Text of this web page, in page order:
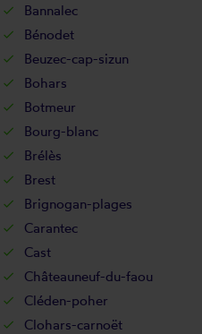
Bannalec
Bénodet
Beuzec-cap-sizun
Bohars
Botmeur
Bourg-blanc
Brélès
Brest
Brignogan-plages
Carantec
Cast
Châteauneuf-du-faou
Cléden-poher
Clohars-carnoët